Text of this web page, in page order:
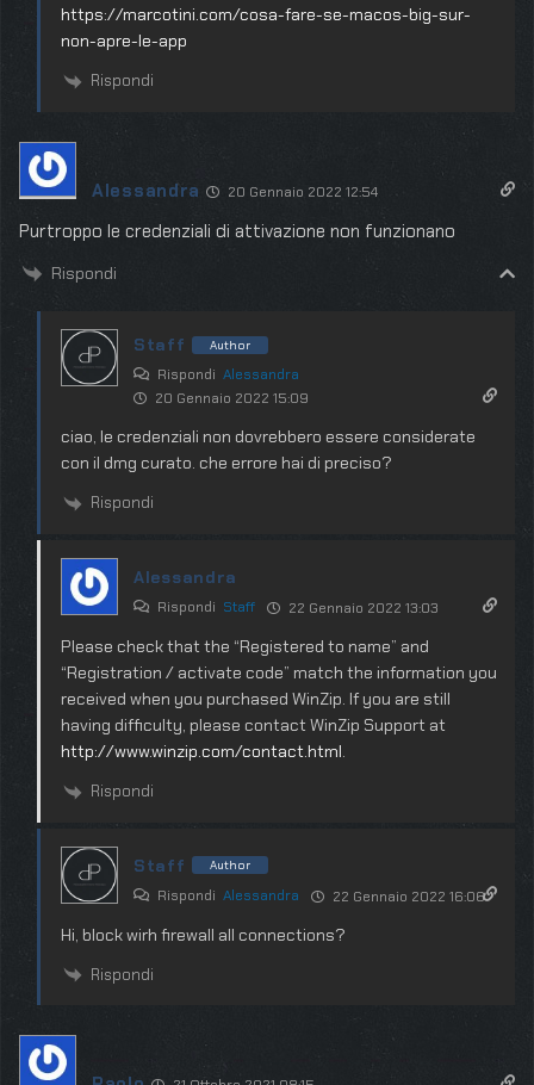
https://marcotini.com/cosa-fare-se-macos-big-sur-
non-apre-le-app
Rispondi
Alessandra 20 Gennaio 2022 12:54
Purtroppo le credenziali di attivazione non funzionano
Rispondi
Staff Author
Rispondi Alessandra
20 Gennaio 2022 15:09
ciao, le credenziali non dovrebbero essere considerate
con il dmg curato. che errore hai di preciso?
Rispondi
Alessandra
Rispondi Staff 22 Gennaio 2022 13:03
Please check that the “Registered to name” and
“Registration / activate code” match the information you
received when you purchased WinZip. If you are still
having difficulty, please contact WinZip Support at
http://www.winzip.com/contact.html.
Rispondi
Staff Author
Rispondi Alessandra 22 Gennaio 2022 16:06
Hi, block wirh firewall all connections?
Rispondi